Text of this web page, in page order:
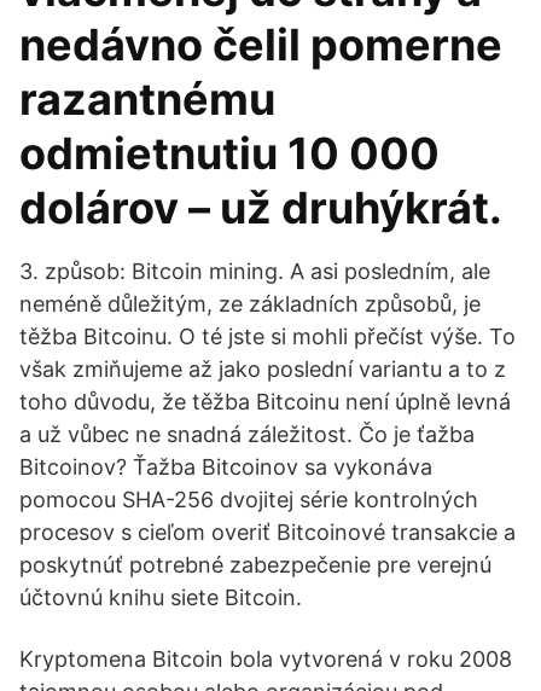
nedávno čelil pomerne
razantnému
odmietnutiu 10 000
dolárov – už druhýkrát.
3. způsob: Bitcoin mining. A asi posledním, ale
neméně důležitým, ze základních způsobů, je
těžba Bitcoinu. O té jste si mohli přečíst výše. To
však zmiňujeme až jako poslední variantu a to z
toho důvodu, že těžba Bitcoinu není úplně levná
a už vůbec ne snadná záležitost. Čo je ťažba
Bitcoinov? Ťažba Bitcoinov sa vykonáva
pomocou SHA-256 dvojitej série kontrolných
procesov s cieľom overiť Bitcoinové transakcie a
poskytnúť potrebné zabezpečenie pre verejnú
účtovnú knihu siete Bitcoin.
Kryptomena Bitcoin bola vytvorená v roku 2008